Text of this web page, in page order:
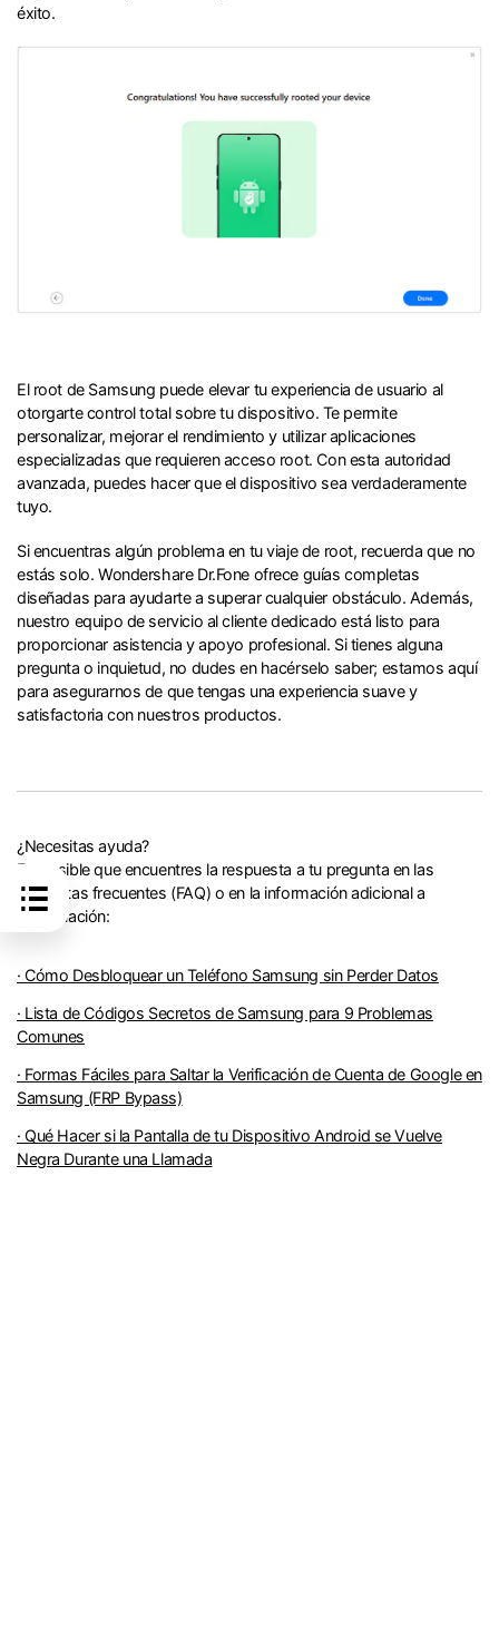
éxito.
El root de Samsung puede elevar tu experiencia de usuario al
otorgarte control total sobre tu dispositivo. Te permite
personalizar, mejorar el rendimiento y utilizar aplicaciones
especializadas que requieren acceso root. Con esta autoridad
avanzada, puedes hacer que el dispositivo sea verdaderamente
tuyo.
Si encuentras algún problema en tu viaje de root, recuerda que no
estás solo. Wondershare Dr.Fone ofrece guías completas
diseñadas para ayudarte a superar cualquier obstáculo. Además,
nuestro equipo de servicio al cliente dedicado está listo para
proporcionar asistencia y apoyo profesional. Si tienes alguna
pregunta o inquietud, no dudes en hacérselo saber; estamos aquí
para asegurarnos de que tengas una experiencia suave y
satisfactoria con nuestros productos.
¿Necesitas ayuda?
Es posible que encuentres la respuesta a tu pregunta en las
preguntas frecuentes (FAQ) o en la información adicional a
continuación:
· Cómo Desbloquear un Teléfono Samsung sin Perder Datos
· Lista de Códigos Secretos de Samsung para 9 Problemas
Comunes
· Formas Fáciles para Saltar la Verificación de Cuenta de Google en
Samsung (FRP Bypass)
· Qué Hacer si la Pantalla de tu Dispositivo Android se Vuelve
Negra Durante una Llamada